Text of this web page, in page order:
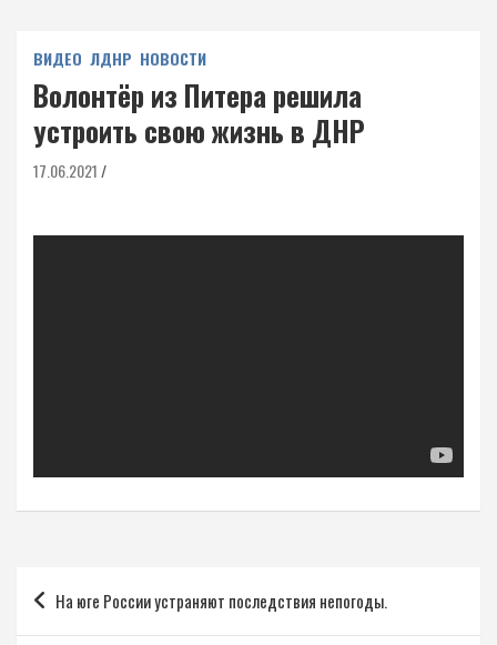
ВИДЕО ЛДНР НОВОСТИ
Волонтёр из Питера решила
устроить свою жизнь в ДНР
17.06.2021
Навигация
по
На юге России устраняют последствия непогоды.